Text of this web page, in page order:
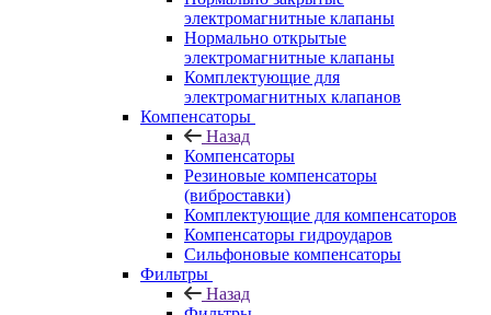
электромагнитные клапаны
Нормально открытые
электромагнитные клапаны
Комплектующие для
электромагнитных клапанов
Компенсаторы
Назад
Компенсаторы
Резиновые компенсаторы
(виброставки)
Комплектующие для компенсаторов
Компенсаторы гидроударов
Сильфоновые компенсаторы
Фильтры
Назад